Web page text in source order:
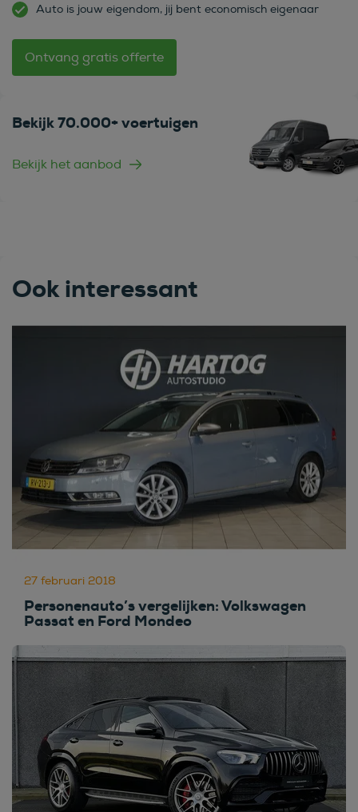
Auto is jouw eigendom, jij bent economisch eigenaar
Ontvang gratis offerte
Bekijk 70.000+ voertuigen
Bekijk het aanbod
Ook interessant
27 februari 2018
Personenauto’s vergelijken: Volkswagen
Passat en Ford Mondeo